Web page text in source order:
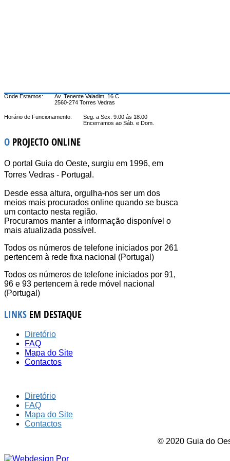
Onde Estamos:
Av. Tenente Valadim, 16 C
2560-274 Torres Vedras
Horário de Funcionamento:
Seg. a Sex. 9.00 ás 18.00
Encerramos ao Sáb. e Dom.
O PROJECTO ONLINE
O portal Guia do Oeste, surgiu em 1996, em
Torres Vedras - Portugal.
Desde essa altura, orgulha-nos ser um dos
meios mais procurados online quando se busca
um contacto nesta região.
Procuramos manter a informação disponível o
mais atualizada possível.
Todos os números de telefone iniciados por 261
pertencem à rede fixa nacional (Portugal)
Todos os números de telefone iniciados por 91,
96 e 93 pertencem à rede móvel nacional
(Portugal)
LINKS EM DESTAQUE
Diretório
FAQ
Mapa do Site
Contactos
Diretório
FAQ
Mapa do Site
Contactos
© 2020 Guia do